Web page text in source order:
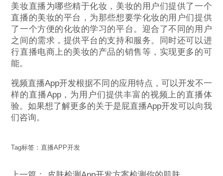
美妆直播为哪些精于化妆，美妆的用户们提供了一个
直播的美妆的平台，为那些想要学化妆的用户们提供
了一个方便的化妆的学习的平台。迎合了不同的用户
之间的需求，提供平台的支持和服务。同时还可以进
行直播电商上的美妆的产品的销售等，实现更多的可
能。
视频直播App开发根据不同的应用特点，可以开发不一
样的直播App，为用户们提供丰富的视频上的直播体
验。如果想了解更多的关于是屁直播App开发可以向我
们咨询。
Tag标签：直播APP开发